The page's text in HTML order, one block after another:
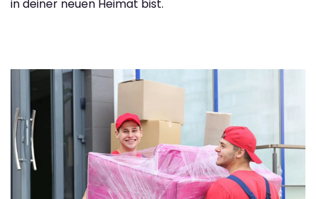
in deiner neuen Heimat bist.